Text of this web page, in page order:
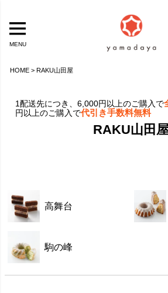
MENU
HOME RAKU山田屋
1配送先につき、6,000円以上のご購入で
円以上のご購入で代引き手数料無料
RAKU山田屋
高舞台
駒の峰